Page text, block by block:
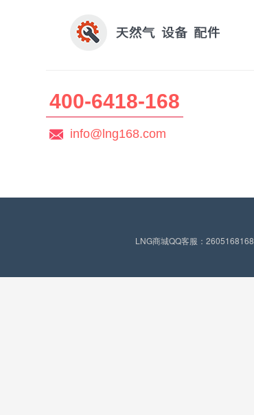
400-6418-168
info@lng168.com
LNG商城QQ客服：2605168168